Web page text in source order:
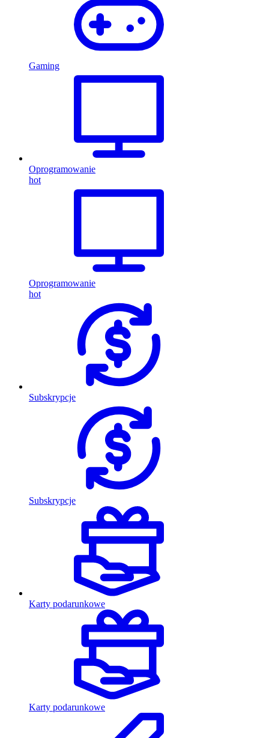
Gaming
Oprogramowanie
hot
Oprogramowanie
hot
Subskrypcje
Subskrypcje
Karty podarunkowe
Karty podarunkowe